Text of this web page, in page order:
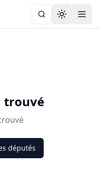
Toggle
trouvé
députés